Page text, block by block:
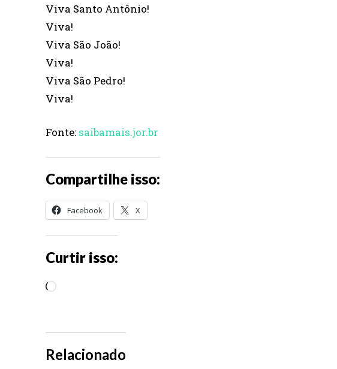
Viva Santo Antônio!
Viva!
Viva São João!
Viva!
Viva São Pedro!
Viva!
Fonte: saibamais.jor.br
Compartilhe isso:
Facebook X
Curtir isso:
C
e
Relacionado